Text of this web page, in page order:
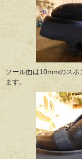
ソール面は10mmのス
ます。